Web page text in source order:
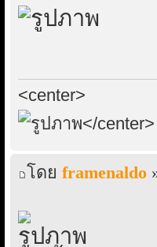
<center>
</center>
โดย framenaldo